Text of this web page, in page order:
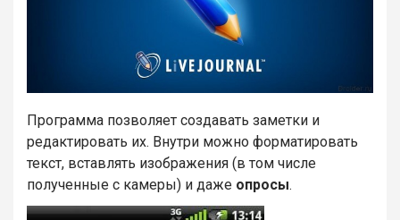
Программа позволяет создавать заметки и
редактировать их. Внутри можно форматировать
текст, вставлять изображения (в том числе
полученные с камеры) и даже опросы.